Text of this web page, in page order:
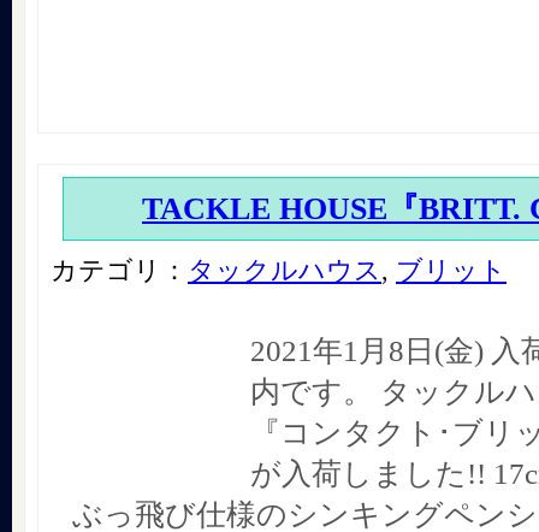
TACKLE HOUSE『BRITT.
カテゴリ： タックルハウス , ブリット
2021年1月8日(金) 入
内です。 タックル
『コンタクト･ブリ
が入荷しました!!
ぶっ飛び仕様のシンキングペン